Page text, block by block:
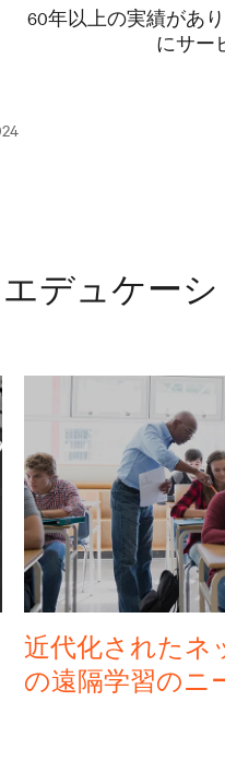
60年以上の実績があ
にサー
エデュケー
近代化されたネ
の遠隔学習のニ